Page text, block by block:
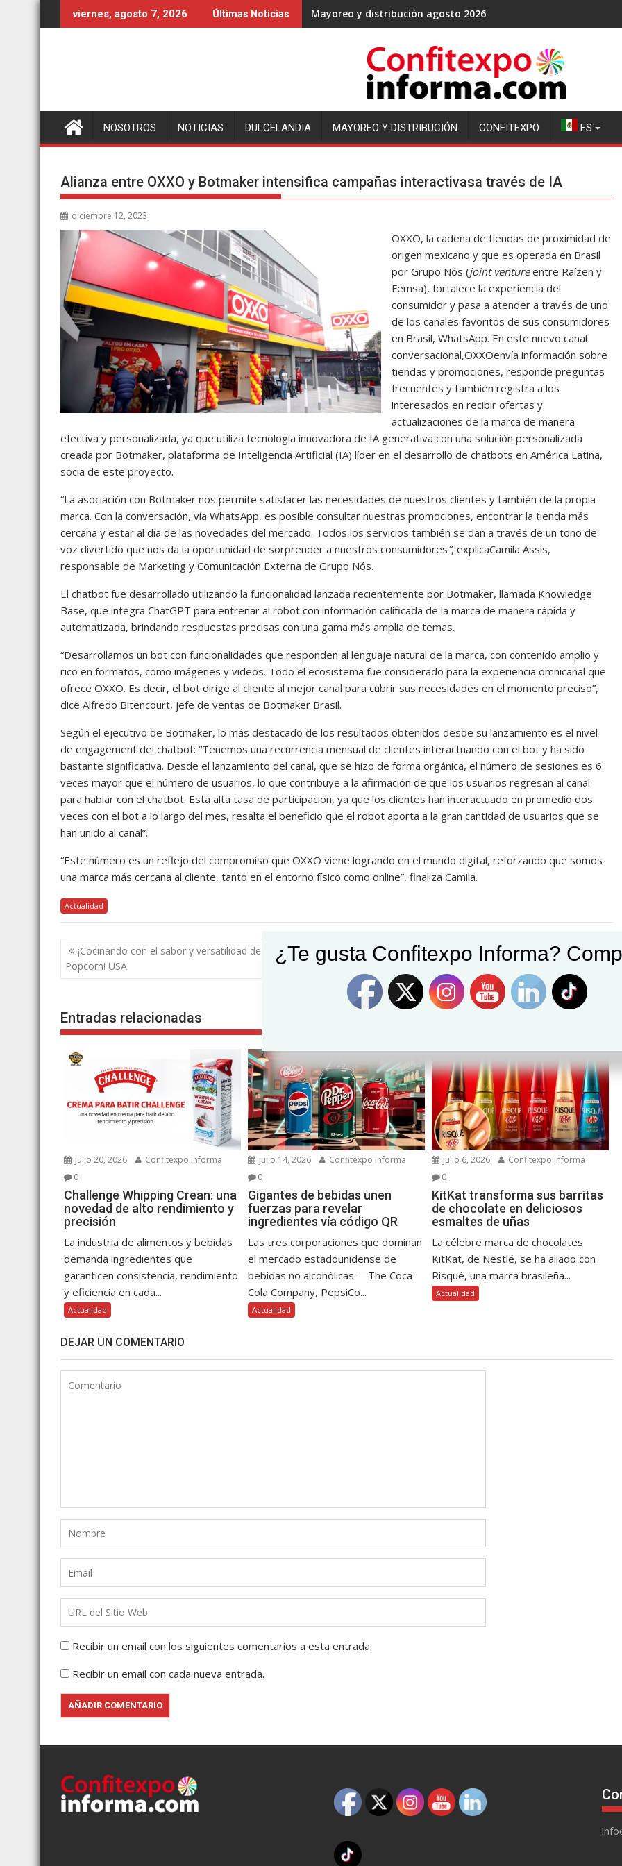
al
viernes, agosto 7, 2026 Últimas Noticias Mayoreo y distribución agosto 2026
NOSOTROS NOTICIAS DULCELANDIA MAYOREO Y DISTRIBUCIÓN CONFITEXPO ES
Alianza entre OXXO y Botmaker intensifica campañas interactivasa través de IA
diciembre 12, 2023
OXXO, la cadena de tiendas de proximidad de
origen mexicano y que es operada en Brasil
por Grupo Nós (joint ventureentre Raízen y
Femsa), fortalece la experiencia del
consumidor y pasa a atender a través de uno
de los canales favoritos de sus consumidores
en Brasil, WhatsApp. En este nuevo canal
conversacional,OXXOenvía información sobre
tiendas y promociones, responde preguntas
frecuentes y también registra a los
interesados en recibir ofertas y
actualizaciones de la marca de manera
efectiva y personalizada, ya que utiliza tecnología innovadora de IA generativa con una solución personalizada
creada por Botmaker, plataforma de Inteligencia Artificial (IA) líder en el desarrollo de chatbots en América Latina,
socia de este proyecto.
“La asociación con Botmaker nos permite satisfacer las necesidades de nuestros clientes y también de la propia
marca. Con la conversación, vía WhatsApp, es posible consultar nuestras promociones, encontrar la tienda más
cercana y estar al día de las novedades del mercado. Todos los servicios también se dan a través de un tono de
voz divertido que nos da la oportunidad de sorprender a nuestros consumidores”, explicaCamila Assis,
responsable de Marketing y Comunicación Externa de Grupo Nós.
El chatbot fue desarrollado utilizando la funcionalidad lanzada recientemente por Botmaker, llamada Knowledge
Base, que integra ChatGPT para entrenar al robot con información calificada de la marca de manera rápida y
automatizada, brindando respuestas precisas con una gama más amplia de temas.
“Desarrollamos un bot con funcionalidades que responden al lenguaje natural de la marca, con contenido amplio y
rico en formatos, como imágenes y videos. Todo el ecosistema fue considerado para la experiencia omnicanal que
ofrece OXXO. Es decir, el bot dirige al cliente al mejor canal para cubrir sus necesidades en el momento preciso”,
dice Alfredo Bitencourt, jefe de ventas de Botmaker Brasil.
Según el ejecutivo de Botmaker, lo más destacado de los resultados obtenidos desde su lanzamiento es el nivel
de engagement del chatbot: “Tenemos una recurrencia mensual de clientes interactuando con el bot y ha sido
bastante significativa. Desde el lanzamiento del canal, que se hizo de forma orgánica, el número de sesiones es 6
veces mayor que el número de usuarios, lo que contribuye a la afirmación de que los usuarios regresan al canal
para hablar con el chatbot. Esta alta tasa de participación, ya que los clientes han interactuado en promedio dos
veces con el bot a lo largo del mes, resalta el beneficio que el robot aporta a la gran cantidad de usuarios que se
han unido al canal”.
“Este número es un reflejo del compromiso que OXXO viene logrando en el mundo digital, reforzando que somos
una marca más cercana al cliente, tanto en el entorno físico como online”, finaliza Camila.
Actualidad
Navegación
de
entradas
¡Cocinando con el sabor y versatilidad de las palomitas
Popcorn! USA
SIG nombra a Allison Sutera presidenta para
Entradas relacionadas
julio 20, 2026
Confitexpo Informa
0
Challenge Whipping Crean: una
novedad de alto rendimiento y
precisión
La industria de alimentos y bebidas
demanda ingredientes que
garanticen consistencia, rendimiento
y eficiencia en cada...
Actualidad
julio 14, 2026
Confitexpo Informa
0
Gigantes de bebidas unen
fuerzas para revelar
ingredientes vía código QR
Las tres corporaciones que dominan
el mercado estadounidense de
bebidas no alcohólicas —The Coca-
Cola Company, PepsiCo...
Actualidad
julio 6, 2026
Confitexpo Informa
0
KitKat transforma sus barritas
de chocolate en deliciosos
esmaltes de uñas
La célebre marca de chocolates
KitKat, de Nestlé, se ha aliado con
Risqué, una marca brasileña...
Actualidad
DEJAR UN COMENTARIO
Recibir un email con los siguientes comentarios a esta entrada.
Recibir un email con cada nueva entrada.
¿Te gusta Confitexpo Informa?